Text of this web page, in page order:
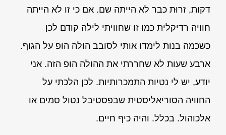
דקות, זרוּת כבר לא הייתה שם. אם כי זו לא הייתה
חוויה רדיקלית כמו זו שחוויתי לילה קודם לכן
כשכמה בנות לימדו אותי לסובב הולה הופ על הגוף.
ארבע שעות לא שחררתי את ההולה הופ הזה. אני
יודע, יש לי נטיות התמכרותיות. לכן הלכתי על
החוויה הסוריאליסטית שבפסטיבל נטול סמים או
אלכוהול. בכלל. והיה כיף חיים.